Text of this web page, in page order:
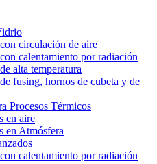
circulación de aire
calentamiento por radiación
alta temperatura
fusing, hornos de cubeta y de
Procesos Térmicos
en aire
en Atmósfera
calentamiento por radiación